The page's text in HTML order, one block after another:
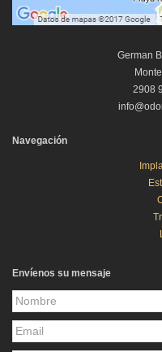
German
2908
Navegación
Envíenos su mensaje